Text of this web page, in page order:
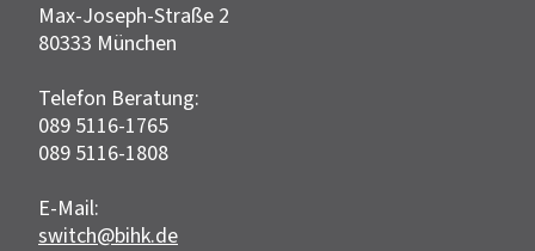
Max-Joseph-Straße 2
‎80333 München‎‎
Telefon Beratung:
089 5116-1765
089 5116-1808
E-Mail:
switch@bihk.de